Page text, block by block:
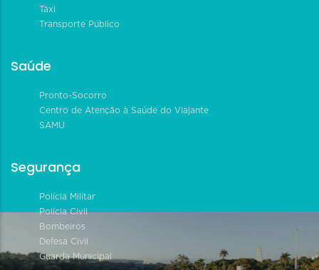
Táxi
Transporte Público
Saúde
Pronto-Socorro
Centro de Atenção à Saúde do Viajante
SAMU
Segurança
Polícia Militar
Polícia Civil
Bombeiros
Defesa Civil
Guarda Municipal